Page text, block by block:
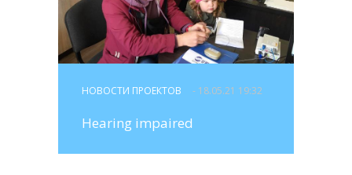
НОВОСТИ ПРОЕКТОВ - 18.05.21 19:32
Hearing impaired